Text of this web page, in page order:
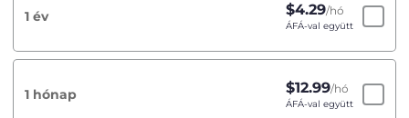
1 év $4.29/hó
ÁFÁ-val együtt
1 hónap $12.99/hó
ÁFÁ-val együtt